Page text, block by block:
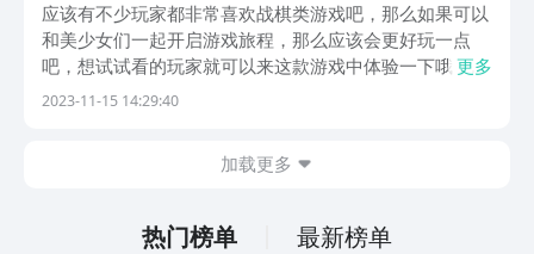
应该有不少玩家都非常喜欢战棋类游戏吧，那么如果可以
和美少女们一起开启游戏旅程，那么应该会更好玩一点
吧，想试试看的玩家就可以来这款游戏中体验一下哦，少
女前线2下载地址分享就特意为大家奉上，在这款游戏中
更多
2023-11-15 14:29:40
加载更多
热门榜单 最新榜单